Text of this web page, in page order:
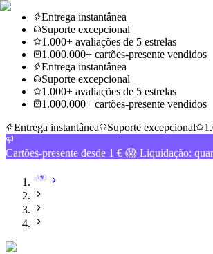
Entrega instantânea
Suporte excepcional
1.000+ avaliações de 5 estrelas
1.000.000+ cartões-presente vendidos
Entrega instantânea
Suporte excepcional
1.000+ avaliações de 5 estrelas
1.000.000+ cartões-presente vendidos
Entrega instantânea
Suporte excepcional
Cartões-presente desde 1 € 😱 Liquidação: